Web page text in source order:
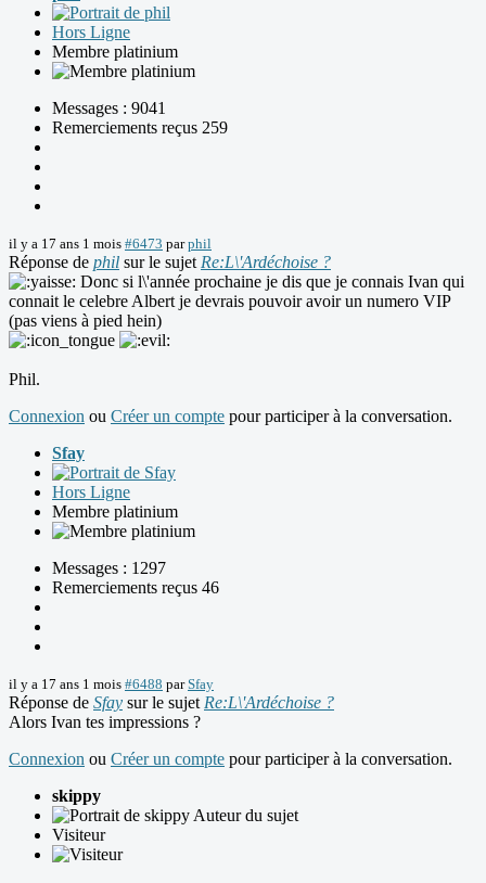
Hors Ligne
Membre platinium
Messages : 9041
Remerciements reçus 259
il y a 17 ans 1 mois #6473 parphil
Réponse de phil sur le sujet Re:L\'Ardéchoise ?
Donc si l\'année prochaine je dis que je connais Ivan qui
connait le celebre Albert je devrais pouvoir avoir un numero VIP
(pas viens à pied hein)
Phil.
Connexion ou Créer un compte pour participer à la conversation.
Sfay
Hors Ligne
Membre platinium
Messages : 1297
Remerciements reçus 46
il y a 17 ans 1 mois #6488 parSfay
Réponse de Sfay sur le sujet Re:L\'Ardéchoise ?
Alors Ivan tes impressions ?
Connexion ou Créer un compte pour participer à la conversation.
skippy
Auteur du sujet
Visiteur